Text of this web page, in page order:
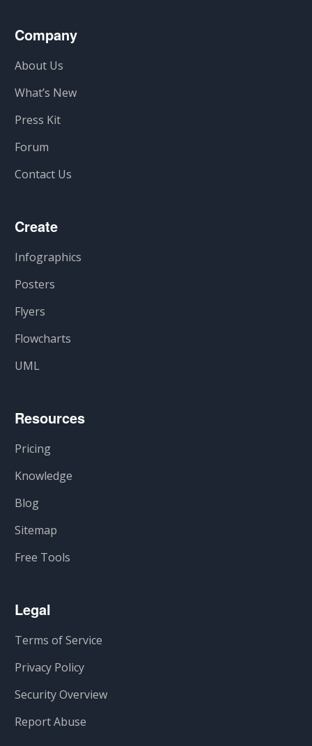
Company
About Us
What’s New
Press Kit
Forum
Contact Us
Create
Infographics
Posters
Flyers
Flowcharts
UML
Resources
Pricing
Knowledge
Blog
Sitemap
Free Tools
Legal
Terms of Service
Privacy Policy
Security Overview
Report Abuse